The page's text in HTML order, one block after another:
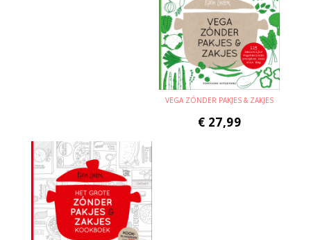
VEGA ZÓNDER PAKJES & ZAKJES
€ 27,99